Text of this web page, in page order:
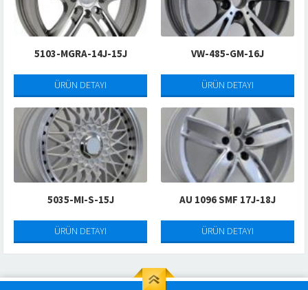
5103-MGRA-14J-15J
ÜRÜN DETAYI
VW-485-GM-16J
ÜRÜN DETAYI
5035-MI-S-15J
ÜRÜN DETAYI
AU 1096 SMF 17J-18J
ÜRÜN DETAYI